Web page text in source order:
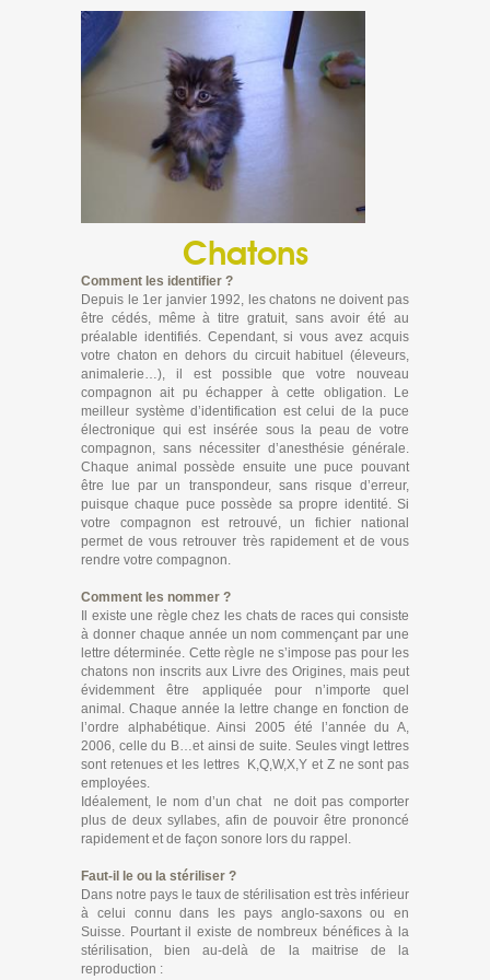
Chatons
Comment les identifier ?
Depuis le 1er janvier 1992, les chatons ne doivent pas
être cédés, même à titre gratuit, sans avoir été au
préalable identifiés. Cependant, si vous avez acquis
votre chaton en dehors du circuit habituel (éleveurs,
animalerie…), il est possible que votre nouveau
compagnon ait pu échapper à cette obligation. Le
meilleur système d’identification est celui de la puce
électronique qui est insérée sous la peau de votre
compagnon, sans nécessiter d’anesthésie générale.
Chaque animal possède ensuite une puce pouvant
être lue par un transpondeur, sans risque d’erreur,
puisque chaque puce possède sa propre identité. Si
votre compagnon est retrouvé, un fichier national
permet de vous retrouver très rapidement et de vous
rendre votre compagnon.
Comment les nommer ?
Il existe une règle chez les chats de races qui consiste
à donner chaque année un nom commençant par une
lettre déterminée. Cette règle ne s’impose pas pour les
chatons non inscrits aux Livre des Origines, mais peut
évidemment être appliquée pour n’importe quel
animal. Chaque année la lettre change en fonction de
l’ordre alphabétique. Ainsi 2005 été l’année du A,
2006, celle du B…et ainsi de suite. Seules vingt lettres
sont retenues et les lettres K,Q,W,X,Y et Z ne sont pas
employées.
Idéalement, le nom d’un chat ne doit pas comporter
plus de deux syllabes, afin de pouvoir être prononcé
rapidement et de façon sonore lors du rappel.
Faut-il le ou la stériliser ?
Dans notre pays le taux de stérilisation est très inférieur
à celui connu dans les pays anglo-saxons ou en
Suisse. Pourtant il existe de nombreux bénéfices à la
stérilisation, bien au-delà de la maitrise de la
reproduction :